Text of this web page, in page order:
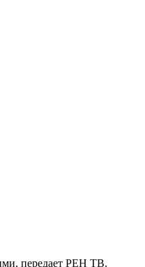
передает РЕН ТВ.